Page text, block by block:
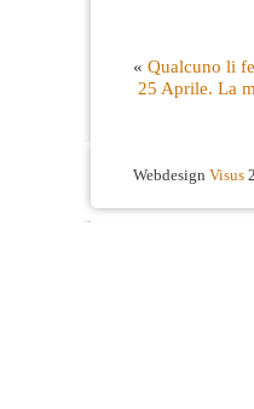
« Qualcuno li
25 Aprile. La
Webdesign Visus